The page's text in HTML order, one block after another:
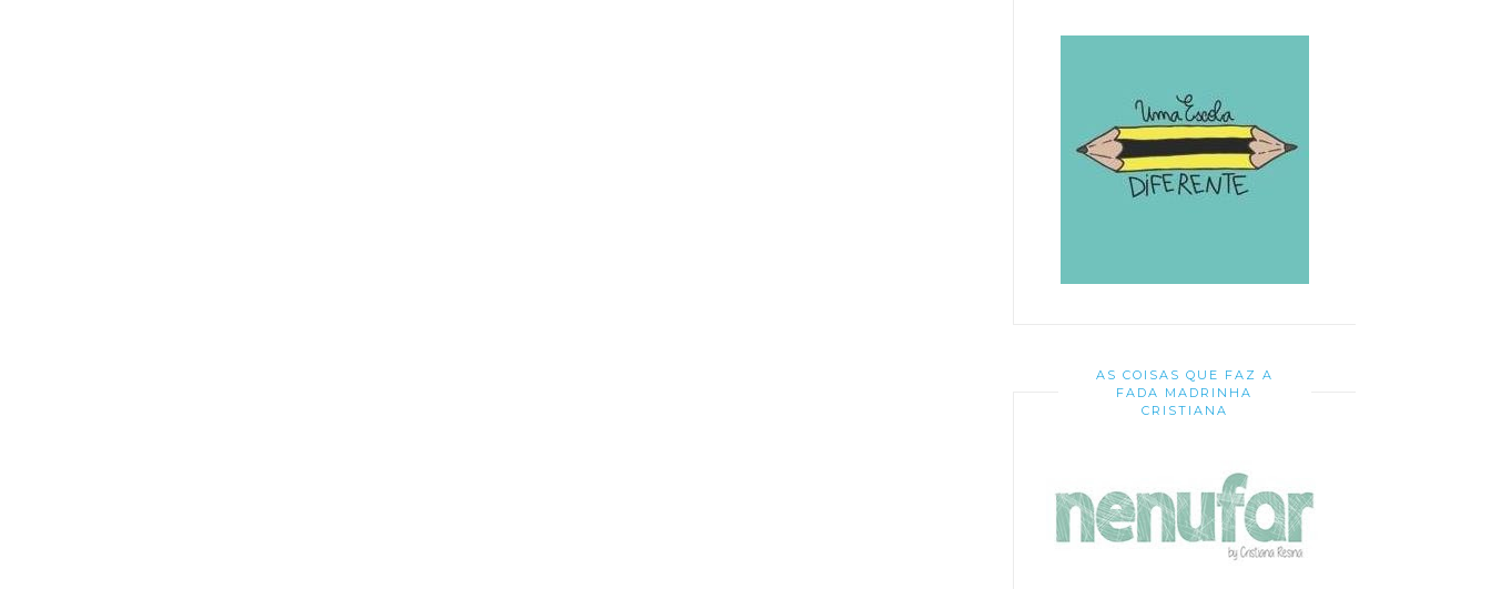
AS COISAS QUE FAZ A
FADA MADRINHA
CRISTIANA